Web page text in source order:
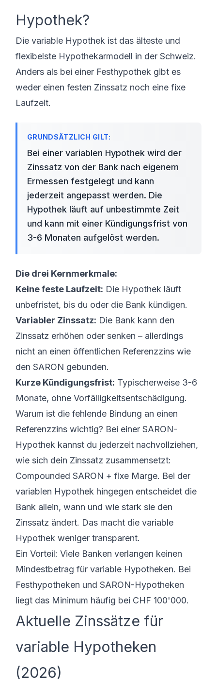
Hypothek?
Die variable Hypothek ist das älteste und
flexibelste Hypothekarmodell in der Schweiz.
Anders als bei einer Festhypothek gibt es
weder einen festen Zinssatz noch eine fixe
Laufzeit.
Bei einer variablen Hypothek wird der
Zinssatz von der Bank nach eigenem
Ermessen festgelegt und kann
jederzeit angepasst werden. Die
Hypothek läuft auf unbestimmte Zeit
und kann mit einer Kündigungsfrist von
3-6 Monaten aufgelöst werden.
Die drei Kernmerkmale:
Keine feste Laufzeit: Die Hypothek läuft
unbefristet, bis du oder die Bank kündigen.
Variabler Zinssatz: Die Bank kann den
Zinssatz erhöhen oder senken – allerdings
nicht an einen öffentlichen Referenzzins wie
den SARON gebunden.
Kurze Kündigungsfrist: Typischerweise 3-6
Monate, ohne Vorfälligkeitsentschädigung.
Warum ist die fehlende Bindung an einen
Referenzzins wichtig? Bei einer SARON-
Hypothek kannst du jederzeit nachvollziehen,
wie sich dein Zinssatz zusammensetzt:
Compounded SARON + fixe Marge. Bei der
variablen Hypothek hingegen entscheidet die
Bank allein, wann und wie stark sie den
Zinssatz ändert. Das macht die variable
Hypothek weniger transparent.
Ein Vorteil: Viele Banken verlangen keinen
Mindestbetrag für variable Hypotheken. Bei
Festhypotheken und SARON-Hypotheken
liegt das Minimum häufig bei CHF 100'000.
Aktuelle Zinssätze für
variable Hypotheken
(2026)